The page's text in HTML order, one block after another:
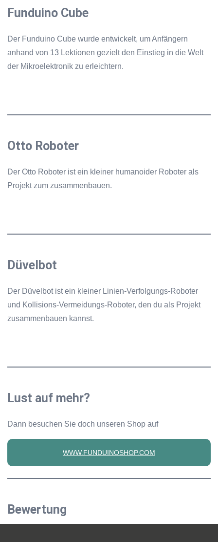
Funduino Cube
Der Funduino Cube wurde entwickelt, um Anfängern
anhand von 13 Lektionen gezielt den Einstieg in die Welt
der Mikroelektronik zu erleichtern.
Otto Roboter
Der Otto Roboter ist ein kleiner humanoider Roboter als
Projekt zum zusammenbauen.
Düvelbot
Der Düvelbot ist ein kleiner Linien-Verfolgungs-Roboter
und Kollisions-Vermeidungs-Roboter, den du als Projekt
zusammenbauen kannst.
Lust auf mehr?
Dann besuchen Sie doch unseren Shop auf
WWW.FUNDUINOSHOP.COM
Bewertung